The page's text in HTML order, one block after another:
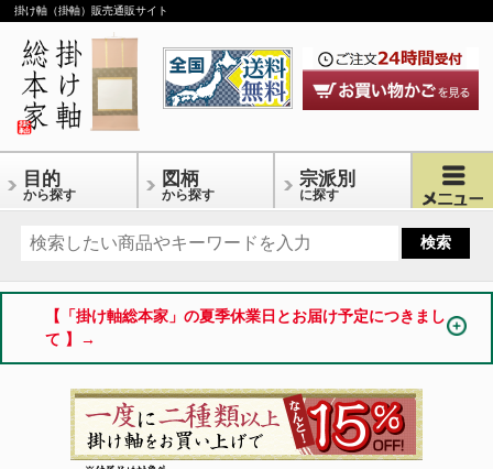
掛け軸（掛軸）販売通販サイト
目的
から探す
図柄
から探す
宗派別
に探す
【「掛け軸総本家」の夏季休業日とお届け予定につきまし
て 】→